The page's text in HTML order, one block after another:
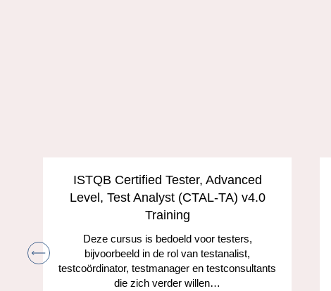
ISTQB Certified Tester, Advanced
Level, Test Analyst (CTAL-TA) v4.0
Training
Deze cursus is bedoeld voor testers,
bijvoorbeeld in de rol van testanalist,
testcoördinator, testmanager en testconsultants
die zich verder willen…